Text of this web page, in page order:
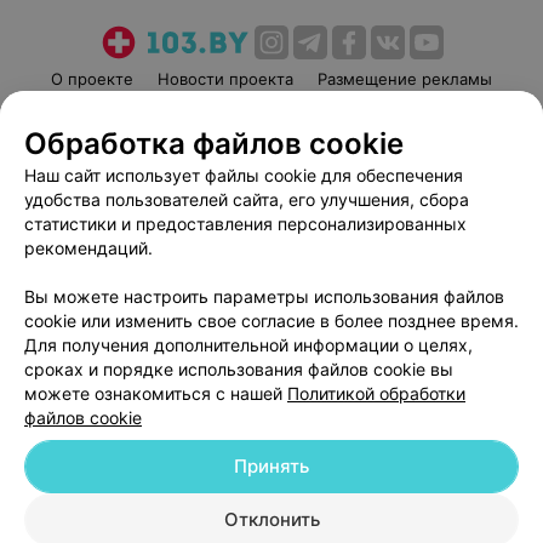
О проекте Новости проекта
Размещение рекламы
Пользовательское соглашение
Способы оплаты
Вакансии
Партнеры
Написать руководителю 103.by
Обработка персональных данных
© 2026 ООО «Артокс Лаб», УНП 191700409
| 220012, Республика Беларусь,
г. Минск, улица Толбухина, 2, пом. 16 | help@103.by
Обработка файлов cookie
Наш сайт использует файлы cookie для обеспечения
удобства пользователей сайта, его улучшения, сбора
статистики и предоставления персонализированных
рекомендаций.
Вы можете настроить параметры использования файлов
cookie или изменить свое согласие в более позднее время.
Для получения дополнительной информации о целях,
сроках и порядке использования файлов cookie вы
можете ознакомиться с нашей Политикой обработки
файлов cookie
Отклонить
Принять